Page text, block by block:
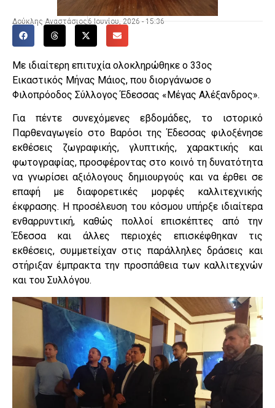
Δούκλης Αναστάσιος 6 Ιουνίου, 2026 - 15:36
Με ιδιαίτερη επιτυχία ολοκληρώθηκε ο 33ος
Εικαστικός Μήνας Μάιος, που διοργάνωσε ο
Φιλοπρόοδος Σύλλογος Έδεσσας «Μέγας Αλέξανδρος».
Για πέντε συνεχόμενες εβδομάδες, το ιστορικό
Παρθεναγωγείο στο Βαρόσι της Έδεσσας φιλοξένησε
εκθέσεις ζωγραφικής, γλυπτικής, χαρακτικής και
φωτογραφίας, προσφέροντας στο κοινό τη δυνατότητα
να γνωρίσει αξιόλογους δημιουργούς και να έρθει σε
επαφή με διαφορετικές μορφές καλλιτεχνικής
έκφρασης. Η προσέλευση του κόσμου υπήρξε ιδιαίτερα
ενθαρρυντική, καθώς πολλοί επισκέπτες από την
Έδεσσα και άλλες περιοχές επισκέφθηκαν τις
εκθέσεις, συμμετείχαν στις παράλληλες δράσεις και
στήριξαν έμπρακτα την προσπάθεια των καλλιτεχνών
και του Συλλόγου.